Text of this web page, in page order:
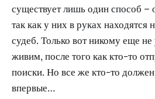
существует лишь один способ –
так как у них в руках находятся
судеб. Только вот никому еще не
живим, после того как кто-то
поиски. Но все же кто-то должен
впервые…